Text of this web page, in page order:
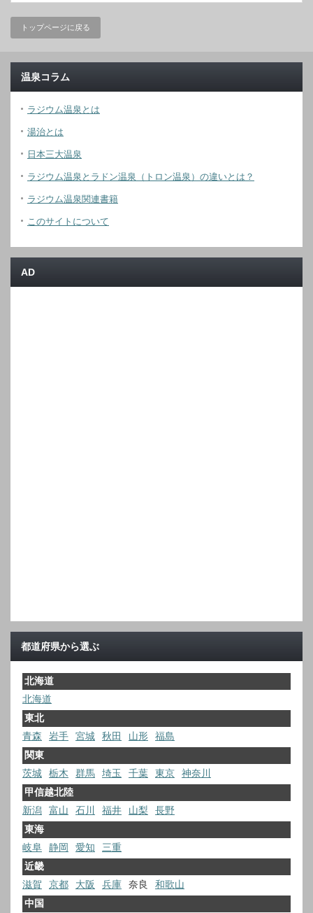
トップページに戻る
温泉コラム
ラジウム温泉とは
湯治とは
日本三大温泉
ラジウム温泉とラドン温泉（トロン温泉）の違いとは？
ラジウム温泉関連書籍
このサイトについて
AD
都道府県から選ぶ
北海道
北海道
東北
青森
岩手 宮城 秋田 山形
福島
関東
茨城
栃木 群馬 埼玉 千葉 東京
神奈川
甲信越北陸
新潟
富山 石川 福井 山梨
長野
東海
岐阜
静岡 愛知
三重
近畿
滋賀
京都 大阪 兵庫 奈良
和歌山
中国